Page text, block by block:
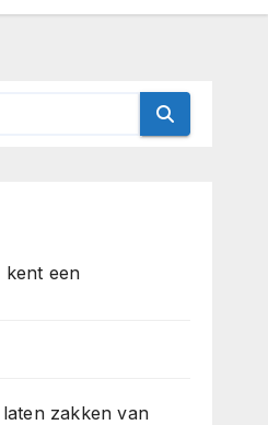
kent een
zakken van